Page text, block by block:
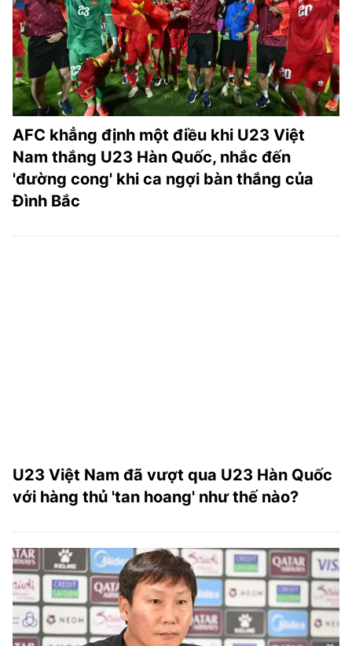
AFC khẳng định một điều khi U23 Việt
Nam thắng U23 Hàn Quốc, nhắc đến
'đường cong' khi ca ngợi bàn thắng của
Đình Bắc
U23 Việt Nam đã vượt qua U23 Hàn Quốc
với hàng thủ 'tan hoang' như thế nào?